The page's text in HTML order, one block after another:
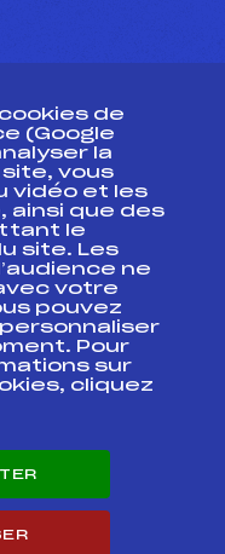
Suivi
de
(Google
la
vous
vidéo et les
ainsi que des
le
site. Les
ne
votre
pouvez
Pour
sur
cliquez